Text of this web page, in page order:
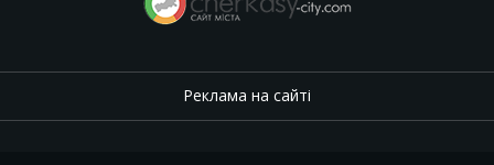
Реклама на сайті